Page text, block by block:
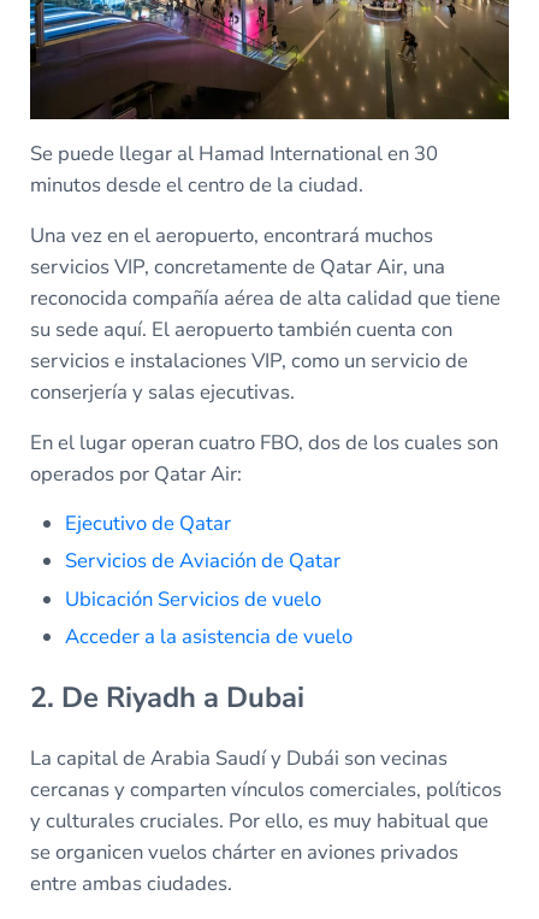
Se puede llegar al Hamad International en 30
minutos desde el centro de la ciudad.
Una vez en el aeropuerto, encontrará muchos
servicios VIP, concretamente de Qatar Air, una
reconocida compañía aérea de alta calidad que tiene
su sede aquí. El aeropuerto también cuenta con
servicios e instalaciones VIP, como un servicio de
conserjería y salas ejecutivas.
En el lugar operan cuatro FBO, dos de los cuales son
operados por Qatar Air:
Ejecutivo de Qatar
Servicios de Aviación de Qatar
Ubicación Servicios de vuelo
Acceder a la asistencia de vuelo
2. De Riyadh a Dubai
La capital de Arabia Saudí y Dubái son vecinas
cercanas y comparten vínculos comerciales, políticos
y culturales cruciales. Por ello, es muy habitual que
se organicen vuelos chárter en aviones privados
entre ambas ciudades.